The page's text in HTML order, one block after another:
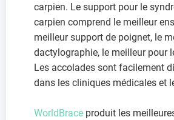
carpien. Le support pour le
carpien comprend le meilleur
meilleur support de poignet, le
dactylographie, le meilleur pour
Les accolades sont facilement
dans les cliniques médicales et
WorldBrace produit les